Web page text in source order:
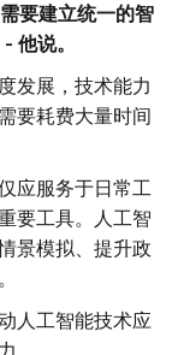
要建立统一的智
他说。
发展，技术能力
要耗费大量时间
应服务于日常工
要工具。人工智
景模拟、提升政
人工智能技术应